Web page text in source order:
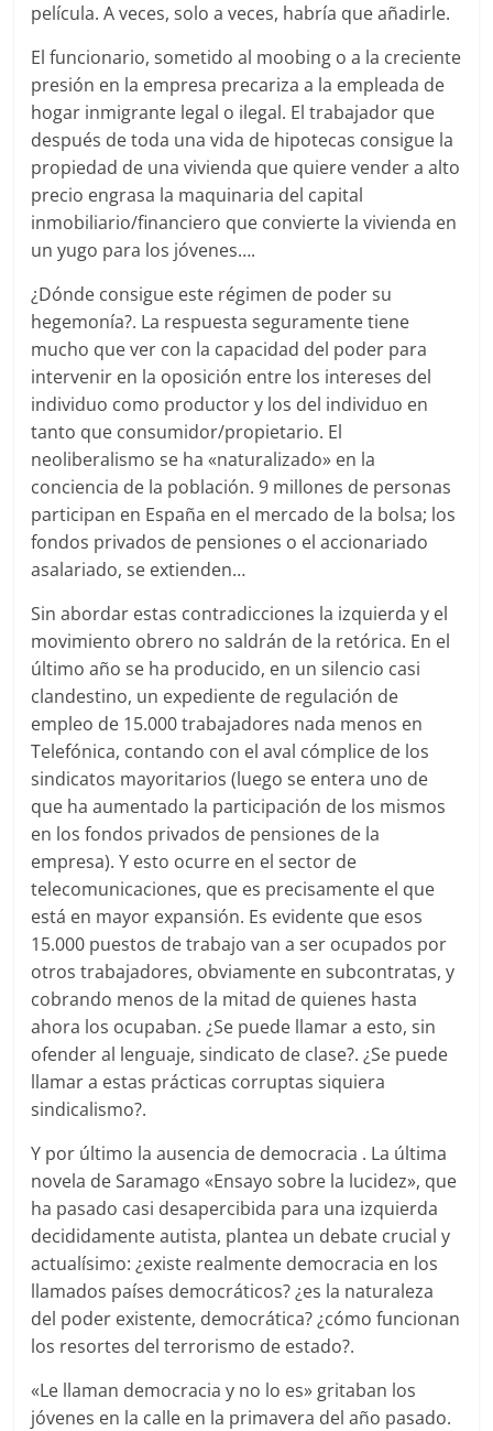
película. A veces, solo a veces, habría que añadirle.
El funcionario, sometido al moobing o a la creciente
presión en la empresa precariza a la empleada de
hogar inmigrante legal o ilegal. El trabajador que
después de toda una vida de hipotecas consigue la
propiedad de una vivienda que quiere vender a alto
precio engrasa la maquinaria del capital
inmobiliario/financiero que convierte la vivienda en
un yugo para los jóvenes….
¿Dónde consigue este régimen de poder su
hegemonía?. La respuesta seguramente tiene
mucho que ver con la capacidad del poder para
intervenir en la oposición entre los intereses del
individuo como productor y los del individuo en
tanto que consumidor/propietario. El
neoliberalismo se ha «naturalizado» en la
conciencia de la población. 9 millones de personas
participan en España en el mercado de la bolsa; los
fondos privados de pensiones o el accionariado
asalariado, se extienden…
Sin abordar estas contradicciones la izquierda y el
movimiento obrero no saldrán de la retórica. En el
último año se ha producido, en un silencio casi
clandestino, un expediente de regulación de
empleo de 15.000 trabajadores nada menos en
Telefónica, contando con el aval cómplice de los
sindicatos mayoritarios (luego se entera uno de
que ha aumentado la participación de los mismos
en los fondos privados de pensiones de la
empresa). Y esto ocurre en el sector de
telecomunicaciones, que es precisamente el que
está en mayor expansión. Es evidente que esos
15.000 puestos de trabajo van a ser ocupados por
otros trabajadores, obviamente en subcontratas, y
cobrando menos de la mitad de quienes hasta
ahora los ocupaban. ¿Se puede llamar a esto, sin
ofender al lenguaje, sindicato de clase?. ¿Se puede
llamar a estas prácticas corruptas siquiera
sindicalismo?.
Y por último la ausencia de democracia . La última
novela de Saramago «Ensayo sobre la lucidez», que
ha pasado casi desapercibida para una izquierda
decididamente autista, plantea un debate crucial y
actualísimo: ¿existe realmente democracia en los
llamados países democráticos? ¿es la naturaleza
del poder existente, democrática? ¿cómo funcionan
los resortes del terrorismo de estado?.
«Le llaman democracia y no lo es» gritaban los
jóvenes en la calle en la primavera del año pasado.